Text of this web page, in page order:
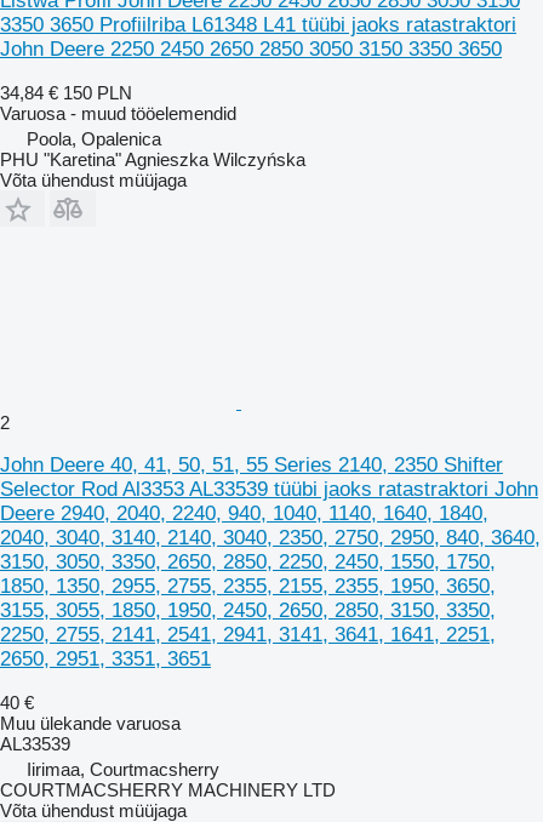
3350 3650 Profiilriba L61348 L41 tüübi jaoks ratastraktori
John Deere 2250 2450 2650 2850 3050 3150 3350 3650
34,84 € 150 PLN
Varuosa - muud tööelemendid
Poola, Opalenica
PHU "Karetina" Agnieszka Wilczyńska
Võta ühendust müüjaga
2
John Deere 40, 41, 50, 51, 55 Series 2140, 2350 Shifter
Selector Rod Al3353 AL33539 tüübi jaoks ratastraktori John
Deere 2940, 2040, 2240, 940, 1040, 1140, 1640, 1840,
2040, 3040, 3140, 2140, 3040, 2350, 2750, 2950, 840, 3640,
3150, 3050, 3350, 2650, 2850, 2250, 2450, 1550, 1750,
1850, 1350, 2955, 2755, 2355, 2155, 2355, 1950, 3650,
3155, 3055, 1850, 1950, 2450, 2650, 2850, 3150, 3350,
2250, 2755, 2141, 2541, 2941, 3141, 3641, 1641, 2251,
2650, 2951, 3351, 3651
40 €
Muu ülekande varuosa
AL33539
Iirimaa, Courtmacsherry
COURTMACSHERRY MACHINERY LTD
Võta ühendust müüjaga